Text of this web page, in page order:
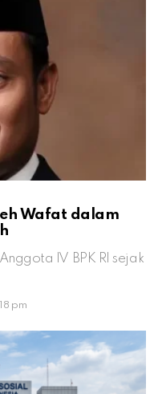
Wafat dalam
IV BPK RI sejak
pm